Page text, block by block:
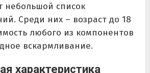
небольшой список
Среди них – возраст до 18
любого из компонентов
вскармливание.
характеристика